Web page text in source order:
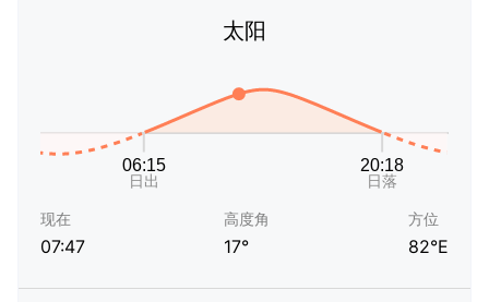
太阳
现在
07:47
高度角
17°
方位
82°E